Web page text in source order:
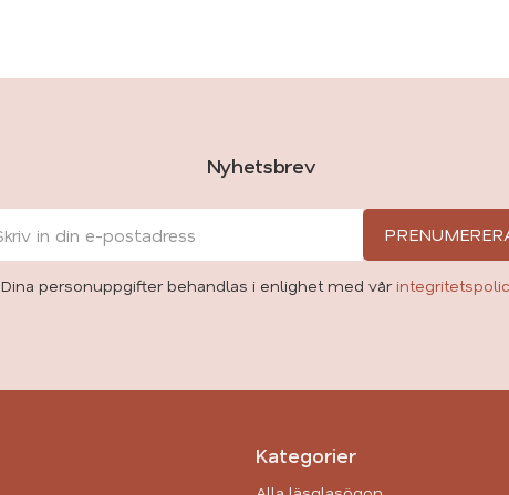
Nyhetsbrev
Dina personuppgifter behandlas i enlighet med vår
Kategorier